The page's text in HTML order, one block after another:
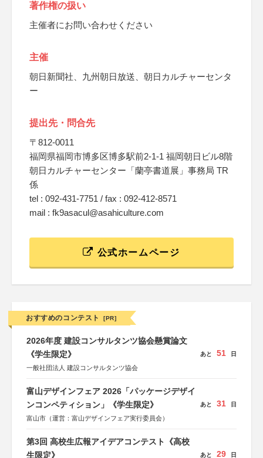
著作権の扱い
主催者にお問い合わせください
主催
朝日新聞社、九州朝日放送、朝日カルチャーセンタ
ー
提出先・問合先
〒812-0011
福岡県福岡市博多区博多駅前2-1-1 福岡朝日ビル8階
朝日カルチャーセンター「蘭亭書道展」事務局 TR
係
tel : 092-431-7751 / fax : 092-412-8571
mail : fk9asacul@asahiculture.com
公式ホームページ
おすすめのコンテスト [PR]
2026年度 建設コンサルタンツ協会懸賞論文
《学生限定》
一般社団法人 建設コンサルタンツ協会
あと 51 日
富山デザインフェア 2026「パッケージデザイ
ンコンペティション」《学生限定》
富山市（運営：富山デザインフェア実行委員会）
あと 31 日
第3回 高校生広報アイデアコンテスト《高校
生限定》
あと 29 日